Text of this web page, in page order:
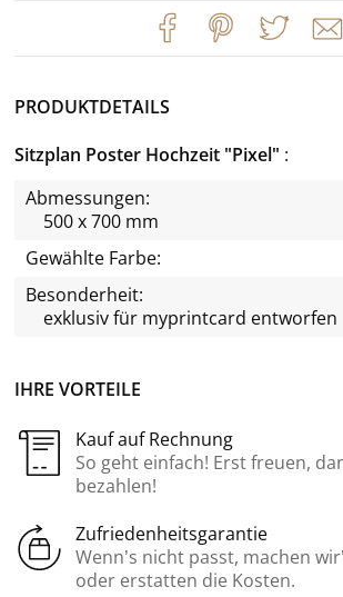
IHRE VORTEILE
Kauf auf Rechnung
So geht einfach! Erst freuen,
bezahlen!
Zufriedenheitsgarantie
Wenn’s nicht passt, machen
oder erstatten die Kosten.
PRODUKTDETAILS
Sitzplan Poster Hochzeit "Pixel"
Abmessungen:
500 x 700 mm
Gewählte Farbe:
Besonderheit:
exklusiv für myprintcard entworfen